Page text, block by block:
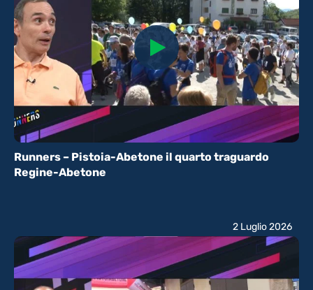
Runners – Pistoia-Abetone il quarto traguardo
Regine-Abetone
2 Luglio 2026